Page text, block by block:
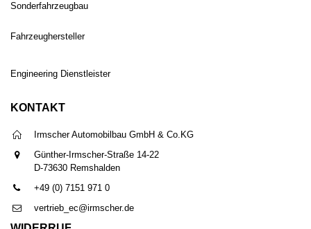
Sonderfahrzeugbau
Fahrzeughersteller
Engineering Dienstleister
KONTAKT
Irmscher Automobilbau GmbH & Co.KG
Günther-Irmscher-Straße 14-22
D-73630 Remshalden
+49 (0) 7151 971 0
vertrieb_ec@irmscher.de